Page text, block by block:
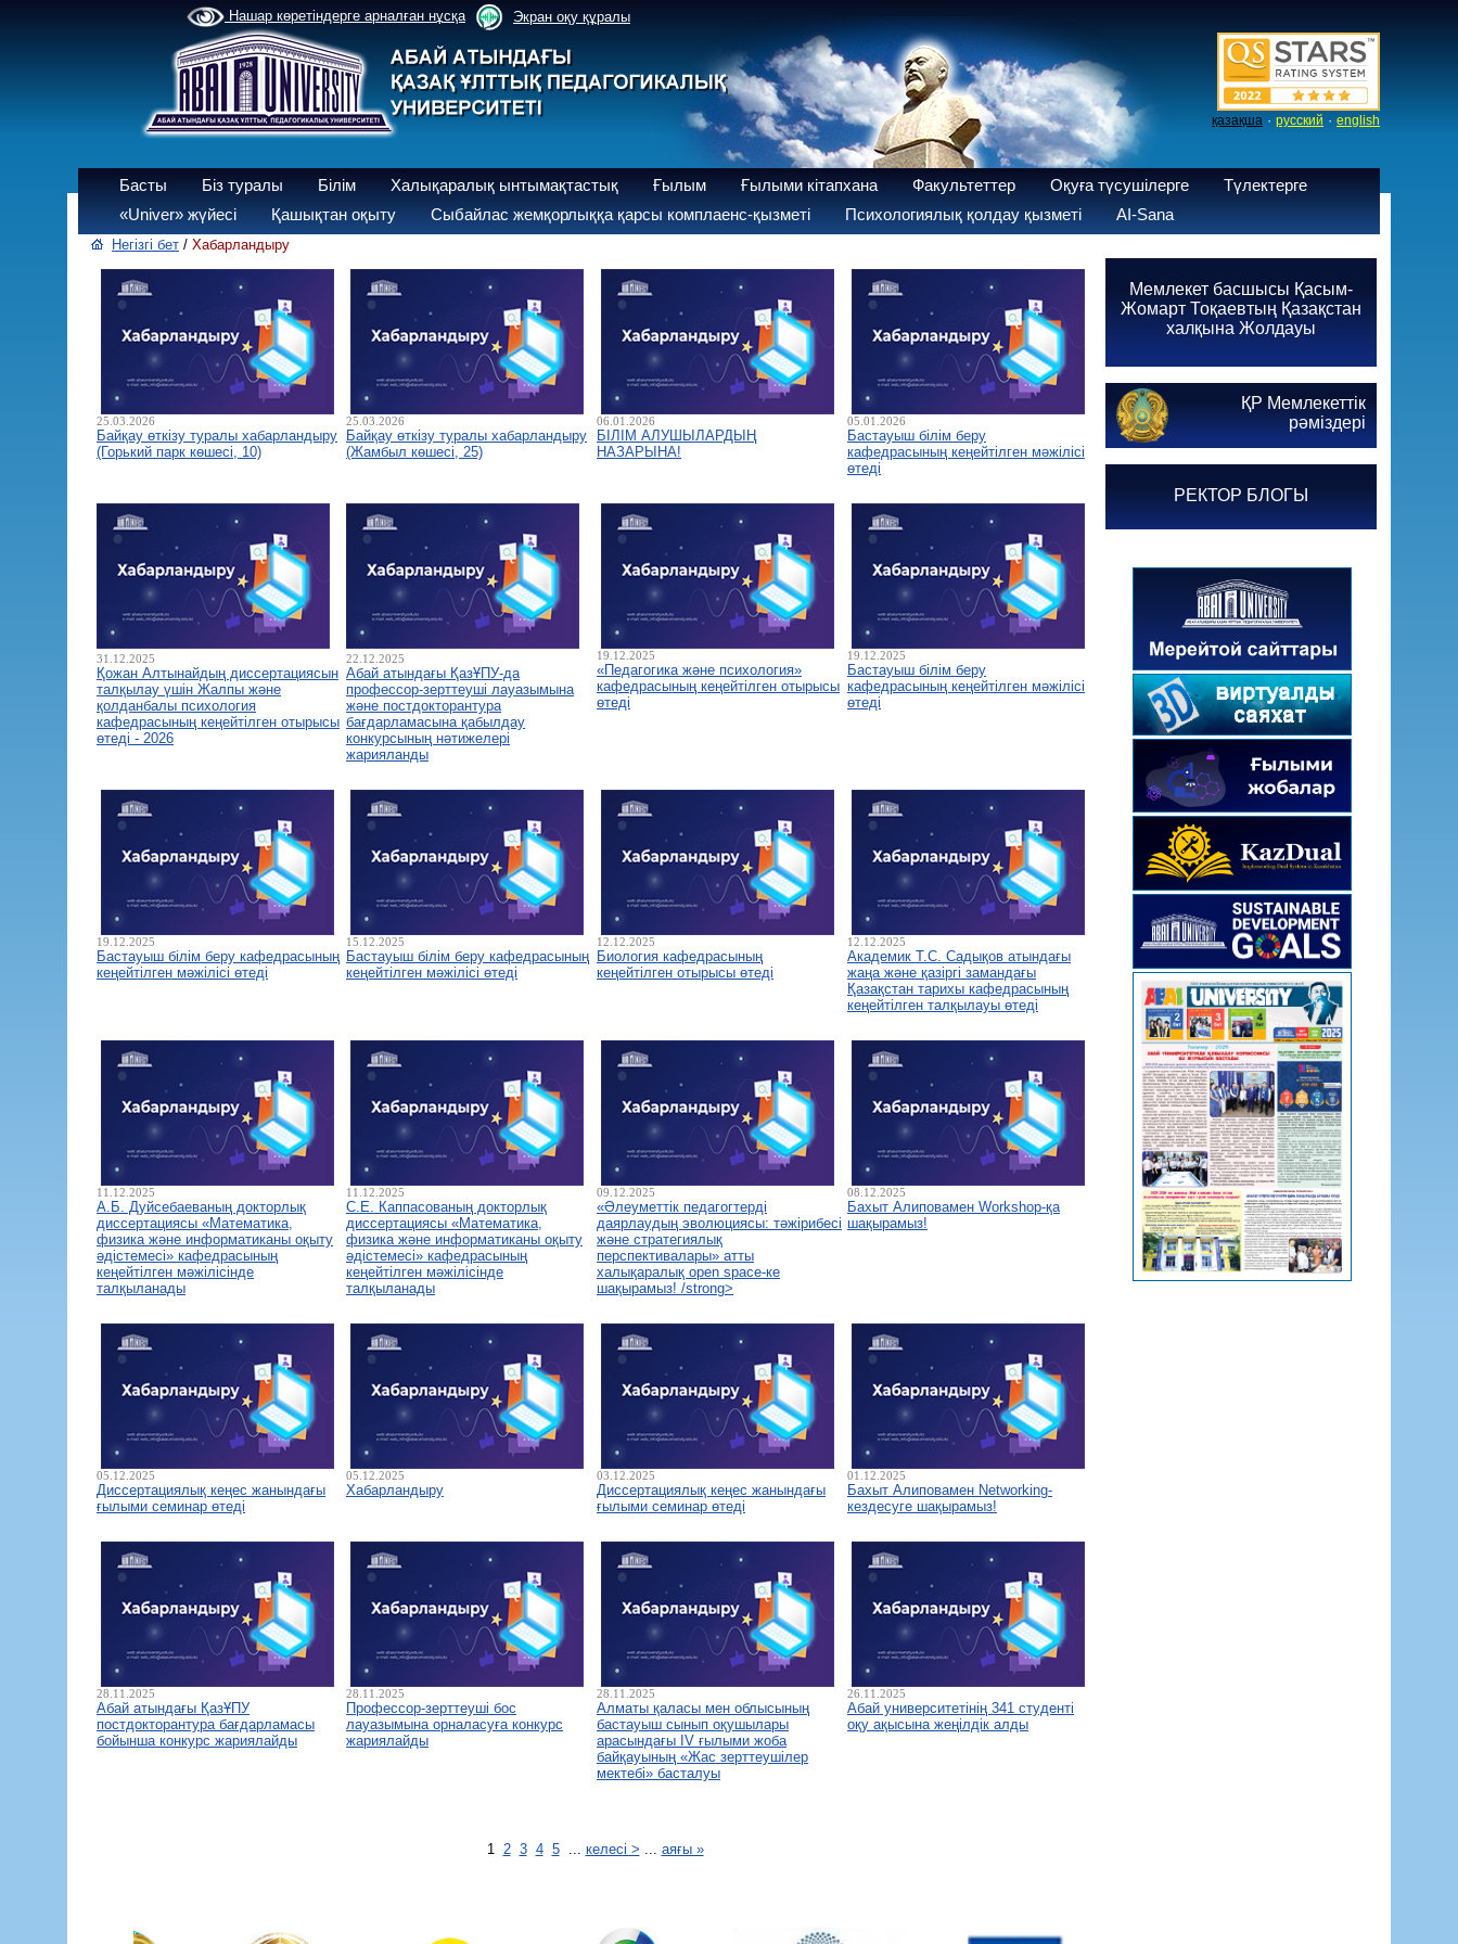
Нашар көретіндерге арналған нұсқа Экран оқу құралы
қазақша · русский · english
Басты Біз туралы Білім Халықаралық ынтымақтастық Ғылым Ғылыми кітапхана Факультеттер Оқуға түсушілерге
Түлектерге
«Univer» жүйесі
Қашықтан оқыту Сыбайлас жемқорлыққа қарсы комплаенс-қызметі Психологиялық қолдау қызметі AI-Sana
Негізгі бет / Хабарландыру
25.03.2026
Байқау өткізу туралы хабарландыру
(Горький парк көшесі, 10)
25.03.2026
Байқау өткізу туралы хабарландыру
(Жамбыл көшесі, 25)
06.01.2026
БІЛІМ АЛУШЫЛАРДЫҢ
НАЗАРЫНА!
05.01.2026
Бастауыш білім беру
кафедрасының кеңейтілген мәжілісі
өтеді
31.12.2025
Қожан Алтынайдың диссертациясын
талқылау үшін Жалпы және
қолданбалы психология
кафедрасының кеңейтілген отырысы
өтеді - 2026
22.12.2025
Абай атындағы ҚазҰПУ-да
профессор-зерттеуші лауазымына
және постдокторантура
бағдарламасына қабылдау
конкурсының нәтижелері
жарияланды
19.12.2025
«Педагогика және психология»
кафедрасының кеңейтілген отырысы
өтеді
19.12.2025
Бастауыш білім беру
кафедрасының кеңейтілген мәжілісі
өтеді
19.12.2025
Бастауыш білім беру кафедрасының
кеңейтілген мәжілісі өтеді
15.12.2025
Бастауыш білім беру кафедрасының
кеңейтілген мәжілісі өтеді
12.12.2025
Биология кафедрасының
кеңейтілген отырысы өтеді
12.12.2025
Академик Т.С. Садықов атындағы
жаңа және қазіргі замандағы
Қазақстан тарихы кафедрасының
кеңейтілген талқылауы өтеді
11.12.2025
А.Б. Дуйсебаеваның докторлық
диссертациясы «Математика,
физика және информатиканы оқыту
әдістемесі» кафедрасының
кеңейтілген мәжілісінде
талқыланады
11.12.2025
С.Е. Каппасованың докторлық
диссертациясы «Математика,
физика және информатиканы оқыту
әдістемесі» кафедрасының
кеңейтілген мәжілісінде
талқыланады
09.12.2025
«Әлеуметтік педагогтерді
даярлаудың эволюциясы: тәжірибесі
және стратегиялық
перспективалары» атты
халықаралық open space-ке
шақырамыз! /strong>
08.12.2025
Бахыт Алиповамен Workshop-қа
шақырамыз!
05.12.2025
Диссертациялық кеңес жанындағы
ғылыми семинар өтеді
05.12.2025
Хабарландыру
03.12.2025
Диссертациялық кеңес жанындағы
ғылыми семинар өтеді
01.12.2025
Бахыт Алиповамен Networking-
кездесуге шақырамыз!
28.11.2025
Абай атындағы ҚазҰПУ
постдокторантура бағдарламасы
бойынша конкурс жариялайды
28.11.2025
Профессор-зерттеуші бос
лауазымына орналасуға конкурс
жариялайды
28.11.2025
Алматы қаласы мен облысының
бастауыш сынып оқушылары
арасындағы IV ғылыми жоба
байқауының «Жас зерттеушілер
мектебі» басталуы
26.11.2025
Абай университетінің 341 студенті
оқу ақысына жеңілдік алды
1 2 3 4 5... келесі > ... аяғы »
Мемлекет басшысы Қасым-
Жомарт Тоқаевтың Қазақстан
халқына Жолдауы
ҚР Мемлекеттік
рәміздері
РЕКТОР БЛОГЫ